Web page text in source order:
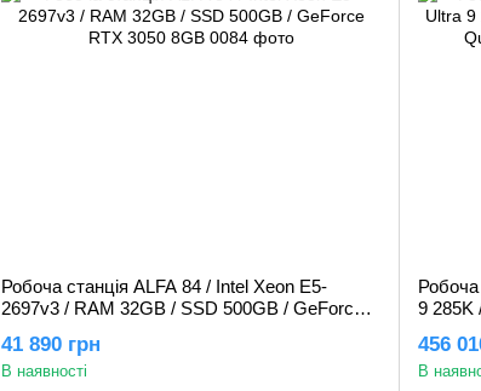
Робоча станція ALFA 84 / Intel Xeon E5-
2697v3 / RAM 32GB / SSD 500GB / GeForce
41 890 грн
В наявності
9 285K
456
В